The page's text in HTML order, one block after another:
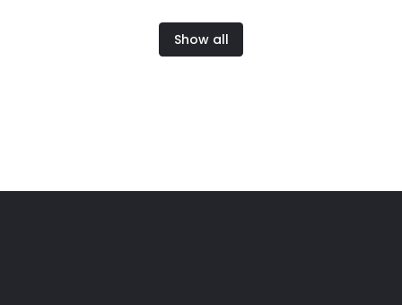
Show all